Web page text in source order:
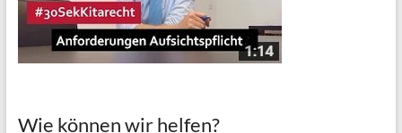
Wie können wir helfen?